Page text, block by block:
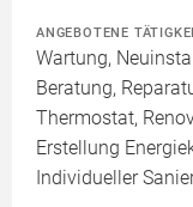
ANGEBOTENE
Wartung,
Beratung,
Thermostat,
Erstellung
Individueller